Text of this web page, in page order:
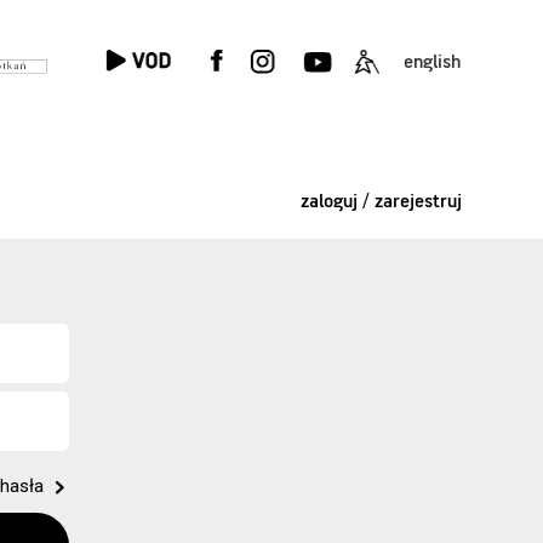
english
zaloguj / zarejestruj